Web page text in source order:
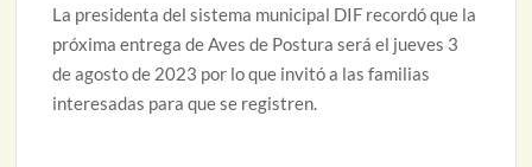
La presidenta del sistema municipal DIF recordó que la
próxima entrega de Aves de Postura será el jueves 3
de agosto de 2023 por lo que invitó a las familias
interesadas para que se registren.